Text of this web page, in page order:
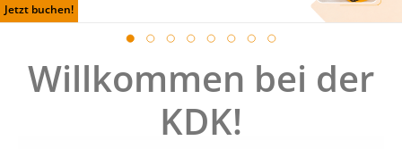
Jetzt buchen!
Willkommen bei der
KDK!